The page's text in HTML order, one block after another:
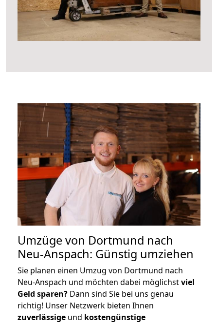
Umzüge von Dortmund nach
Neu-Anspach: Günstig umziehen
Sie planen einen Umzug von Dortmund nach
Neu-Anspach und möchten dabei möglichstviel
Geld sparen? Dann sind Sie bei uns genau
richtig! Unser Netzwerk bieten Ihnen
zuverlässige und kostengünstige